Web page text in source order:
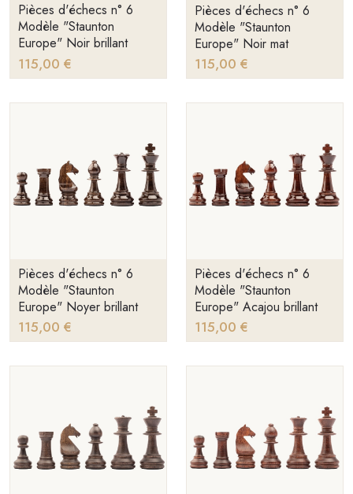
Pièces d'échecs n° 6
Modèle "Staunton
Europe" Noir brillant
115,00 €
Pièces d'échecs n° 6
Modèle "Staunton
Europe" Noir mat
115,00 €
Pièces d'échecs n° 6
Modèle "Staunton
Europe" Noyer brillant
115,00 €
Pièces d'échecs n° 6
Modèle "Staunton
Europe" Acajou brillant
115,00 €